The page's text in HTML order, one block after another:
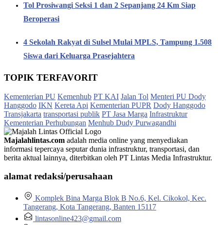
Tol Prosiwangi Seksi 1 dan 2 Sepanjang 24 Km Siap
Beroperasi
4 Sekolah Rakyat di Sulsel Mulai MPLS, Tampung 1.508
Siswa dari Keluarga Prasejahtera
TOPIK TERFAVORIT
Kementerian PU Kemenhub PT KAI Jalan Tol Menteri PU Dody
Hanggodo IKN Kereta Api Kementerian PUPR Dody Hanggodo
Transjakarta transportasi publik PT Jasa Marga Infrastruktur
Kementerian Perhubungan Menhub Dudy Purwagandhi
Majalahlintas.com adalah media online yang menyediakan
informasi tepercaya seputar dunia infrastruktur, transportasi, dan
berita aktual lainnya, diterbitkan oleh PT Lintas Media Infrastruktur.
alamat redaksi/perusahaan
Komplek Bina Marga Blok B No.6, Kel. Cikokol, Kec.
Tangerang, Kota Tangerang, Banten 15117
lintasonline423@gmail.com